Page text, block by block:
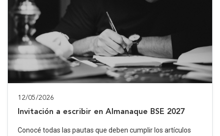
12/05/2026
Invitación a escribir en Almanaque BSE 2027
Conocé todas las pautas que deben cumplir los artículos